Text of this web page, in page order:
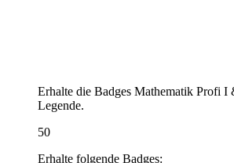
Erhalte die Badges Mathematik Profi
Legende.
50
Erhalte folgende Badges: